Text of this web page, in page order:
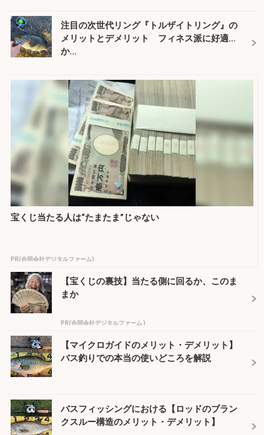
注目の次世代リング『トルザイトリング』の
メリットとデメリット フィネス派に好適
か...
宝くじ当たる人は“たまたま”じゃない
PR(合同会社デジタルファーム)
【宝くじの裏技】当たる側に回るか、このま
まか
PR(合同会社デジタルファーム )
【マイクロガイドのメリット・デメリット】
バス釣りでの本当の使いどころを解説
バスフィッシングにおける【ロッドのブラン
クスルー構造のメリット・デメリット】